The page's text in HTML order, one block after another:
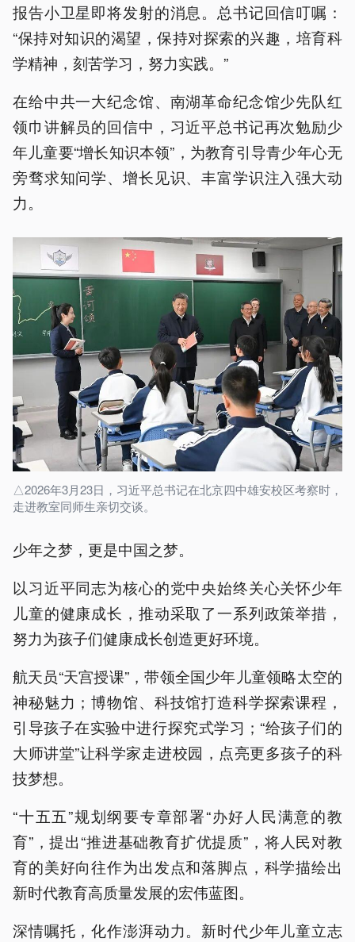
报告小卫星即将发射的消息。总书记回信叮嘱：
“保持对知识的渴望，保持对探索的兴趣，培育科
学精神，刻苦学习，努力实践。”
在给中共一大纪念馆、南湖革命纪念馆少先队红
领巾讲解员的回信中，习近平总书记再次勉励少
年儿童要“增长知识本领”，为教育引导青少年心无
旁骛求知问学、增长见识、丰富学识注入强大动
力。
△2026年3月23日，习近平总书记在北京四中雄安校区考察时，
走进教室同师生亲切交谈。
少年之梦，更是中国之梦。
以习近平同志为核心的党中央始终关心关怀少年
儿童的健康成长，推动采取了一系列政策举措，
努力为孩子们健康成长创造更好环境。
航天员“天宫授课”，带领全国少年儿童领略太空的
神秘魅力；博物馆、科技馆打造科学探索课程，
引导孩子在实验中进行探究式学习；“给孩子们的
大师讲堂”让科学家走进校园，点亮更多孩子的科
技梦想。
“十五五”规划纲要专章部署“办好人民满意的教
育”，提出“推进基础教育扩优提质”，将人民对教
育的美好向往作为出发点和落脚点，科学描绘出
新时代教育高质量发展的宏伟蓝图。
深情嘱托，化作澎湃动力。新时代少年儿童立志